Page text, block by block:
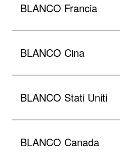
BLANCO Francia
BLANCO Cina
BLANCO Stati Uniti
BLANCO Canada